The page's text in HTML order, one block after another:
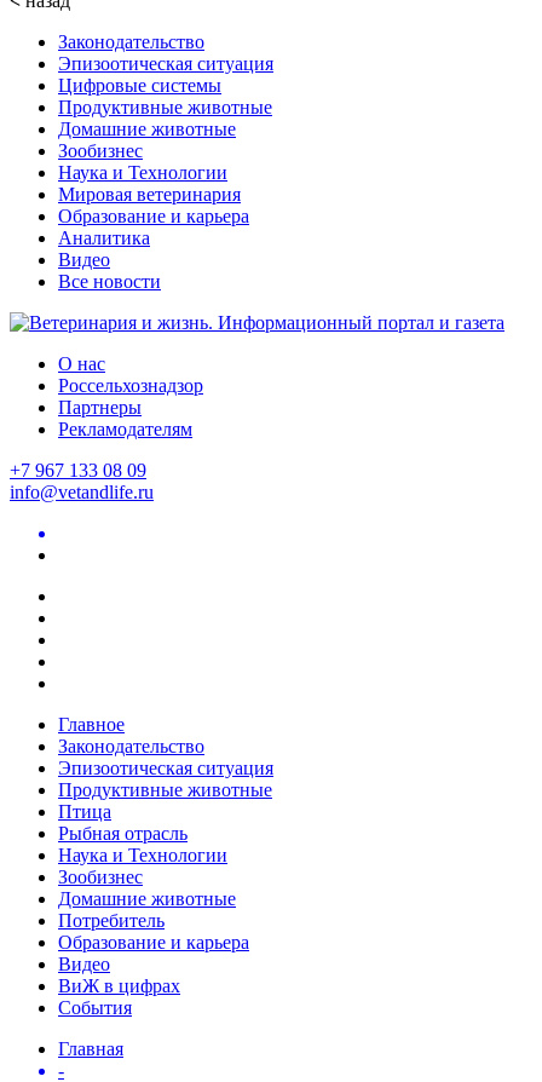
Законодательство
Эпизоотическая ситуация
Цифровые системы
Продуктивные животные
Домашние животные
Зообизнес
Наука и Технологии
Мировая ветеринария
Образование и карьера
Аналитика
Видео
Все новости
О нас
Россельхознадзор
Партнеры
Рекламодателям
+7 967 133 08 09
info@vetandlife.ru
Главное
Законодательство
Эпизоотическая ситуация
Продуктивные животные
Птица
Рыбная отрасль
Наука и Технологии
Зообизнес
Домашние животные
Потребитель
Образование и карьера
Видео
ВиЖ в цифрах
События
Главная
-